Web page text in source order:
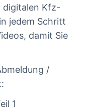
digitalen Kfz-
jedem Schritt
damit Sie
/
1